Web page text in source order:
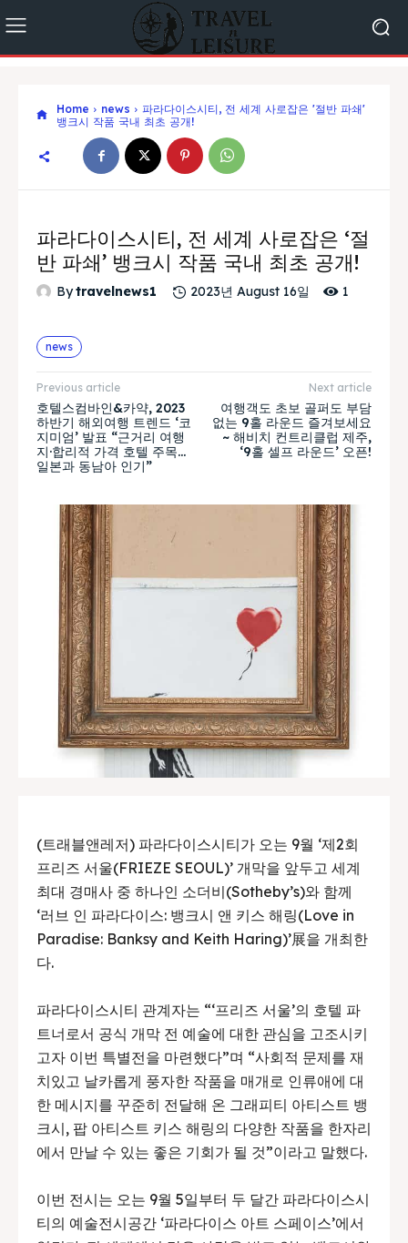
Home news
파라다이스시티, 전 세계 사로잡은 '절반 파쇄'
뱅크시 작품 국내 최초 공개!
파라다이스시티, 전 세계 사로잡은 ‘절
반 파쇄’ 뱅크시 작품 국내 최초 공개!
Bytravelnews1 2023년 August 16일 1
news
Previous article
호텔스컴바인&카약, 2023
하반기 해외여행 트렌드 ‘코
지미엄’ 발표 “근거리 여행
지·합리적 가격 호텔 주목…
일본과 동남아 인기”
Next article
여행객도 초보 골퍼도 부담
없는 9홀 라운드 즐겨보세요
~ 해비치 컨트리클럽 제주,
‘9홀 셀프 라운드’ 오픈!
(트래블앤레저) 파라다이스시티가 오는 9월 ‘제2회
프리즈 서울(FRIEZE SEOUL)’ 개막을 앞두고 세계
최대 경매사 중 하나인 소더비(Sotheby’s)와 함께
‘러브 인 파라다이스: 뱅크시 앤 키스 해링(Love in
Paradise: Banksy and Keith Haring)’展을 개최한
다.
파라다이스시티 관계자는 “‘프리즈 서울’의 호텔 파
트너로서 공식 개막 전 예술에 대한 관심을 고조시키
고자 이번 특별전을 마련했다”며 “사회적 문제를 재
치있고 날카롭게 풍자한 작품을 매개로 인류애에 대
한 메시지를 꾸준히 전달해 온 그래피티 아티스트 뱅
크시, 팝 아티스트 키스 해링의 다양한 작품을 한자리
에서 만날 수 있는 좋은 기회가 될 것”이라고 말했다.
이번 전시는 오는 9월 5일부터 두 달간 파라다이스시
티의 예술전시공간 ‘파라다이스 아트 스페이스’에서